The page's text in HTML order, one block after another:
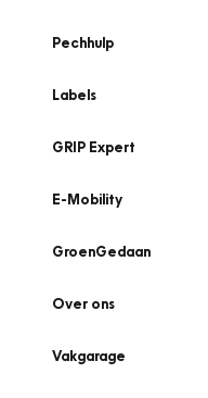
Pechhulp
Labels
GRIP Expert
E-Mobility
GroenGedaan
Over ons
Vakgarage